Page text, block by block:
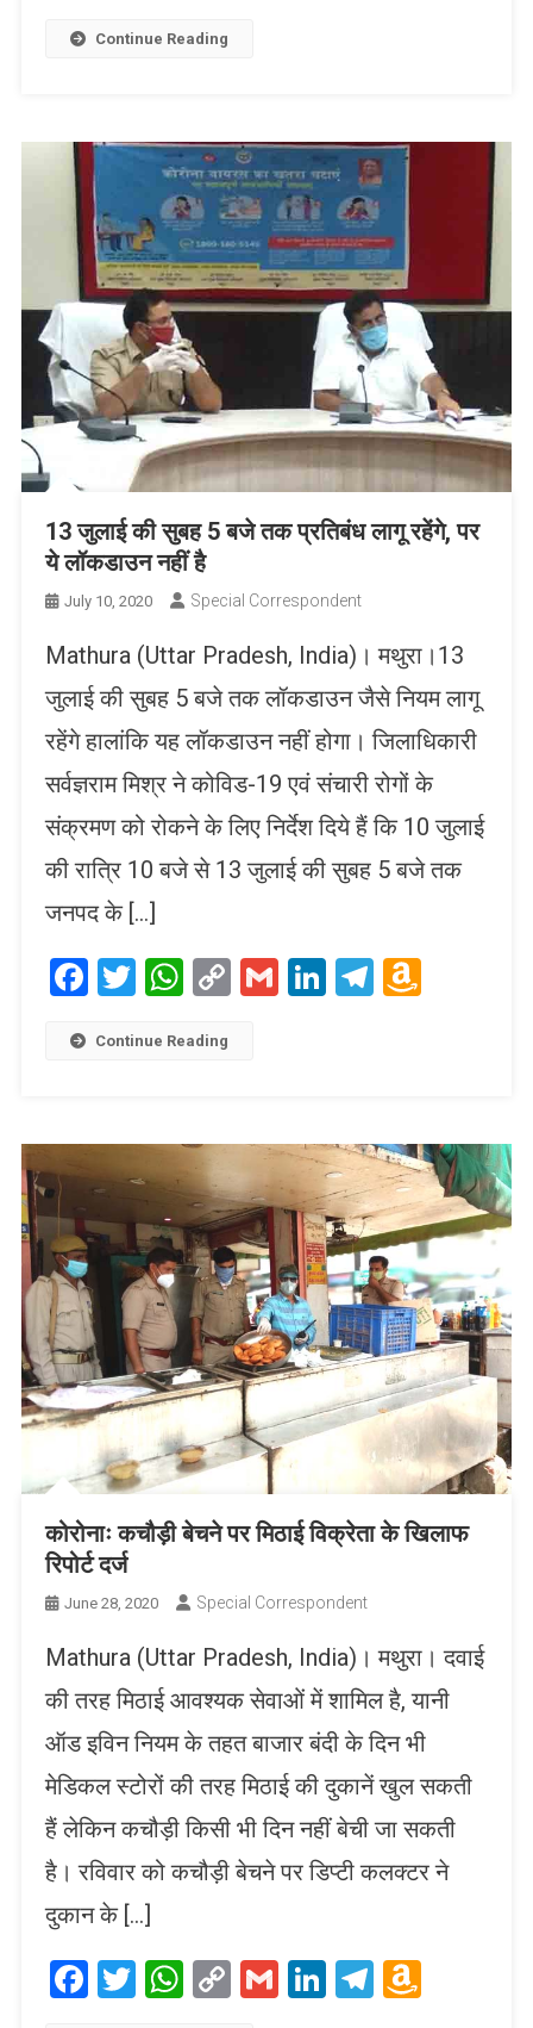
Continue Reading
13 जुलाई की सुबह 5 बजे तक प्रतिबंध लागू रहेंगे, पर
ये लॉकडाउन नहीं है
July 10, 2020 Special Correspondent
Mathura (Uttar Pradesh, India)। मथुरा।13
जुलाई की सुबह 5 बजे तक लॉकडाउन जैसे नियम लागू
रहेंगे हालांकि यह लॉकडाउन नहीं होगा। जिलाधिकारी
सर्वज्ञराम मिश्र ने कोविड-19 एवं संचारी रोगों के
संक्रमण को रोकने के लिए निर्देश दिये हैं कि 10 जुलाई
की रात्रि 10 बजे से 13 जुलाई की सुबह 5 बजे तक
जनपद के […]
Facebook
Twitter
WhatsApp
CopyGmailLinkedIn
Telegram
Continue Reading
कोरोनाः कचौड़ी बेचने पर मिठाई विक्रेता के खिलाफ
रिपोर्ट दर्ज
June 28, 2020 Special Correspondent
Mathura (Uttar Pradesh, India)। मथुरा। दवाई
की तरह मिठाई आवश्यक सेवाओं में शामिल है, यानी
ऑड इविन नियम के तहत बाजार बंदी के दिन भी
मेडिकल स्टोरों की तरह मिठाई की दुकानें खुल सकती
हैं लेकिन कचौड़ी किसी भी दिन नहीं बेची जा सकती
है। रविवार को कचौड़ी बेचने पर डिप्टी कलक्टर ने
दुकान के […]
Facebook
TwitterWhatsApp
CopyGmailLinkedIn
Telegram